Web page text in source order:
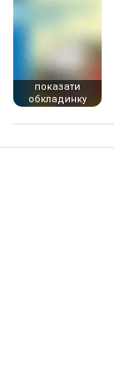
показати
обкладинку